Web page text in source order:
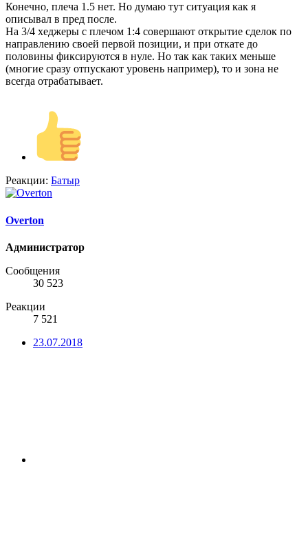
Конечно, плеча 1.5 нет. Но думаю тут ситуация как я
описывал в пред после.
На 3/4 хеджеры с плечом 1:4 совершают открытие сделок по
направлению своей первой позиции, и при откате до
половины фиксируются в нуле. Но так как таких меньше
(многие сразу отпускают уровень например), то и зона не
всегда отрабатывает.
Реакции: Батыр
Overton
Администратор
Сообщения
30 523
Реакции
7 521
23.07.2018